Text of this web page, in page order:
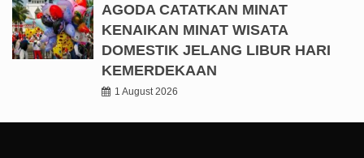
AGODA CATATKAN MINAT
KENAIKAN MINAT WISATA
DOMESTIK JELANG LIBUR HARI
KEMERDEKAAN
1 August 2026